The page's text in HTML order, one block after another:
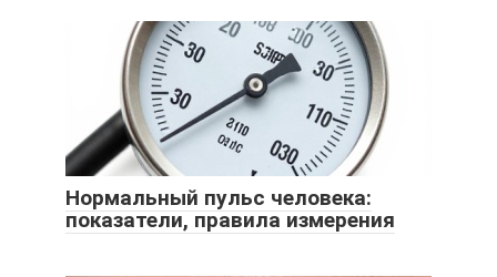
Нормальный пульс человека:
показатели, правила измерения